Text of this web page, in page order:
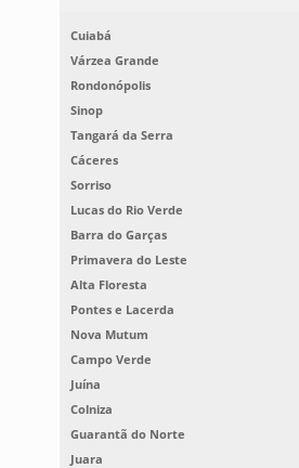
Cuiabá
Várzea Grande
Rondonópolis
Sinop
Tangará da Serra
Cáceres
Sorriso
Lucas do Rio Verde
Barra do Garças
Primavera do Leste
Alta Floresta
Pontes e Lacerda
Nova Mutum
Campo Verde
Juína
Colniza
Guarantã do Norte
Juara